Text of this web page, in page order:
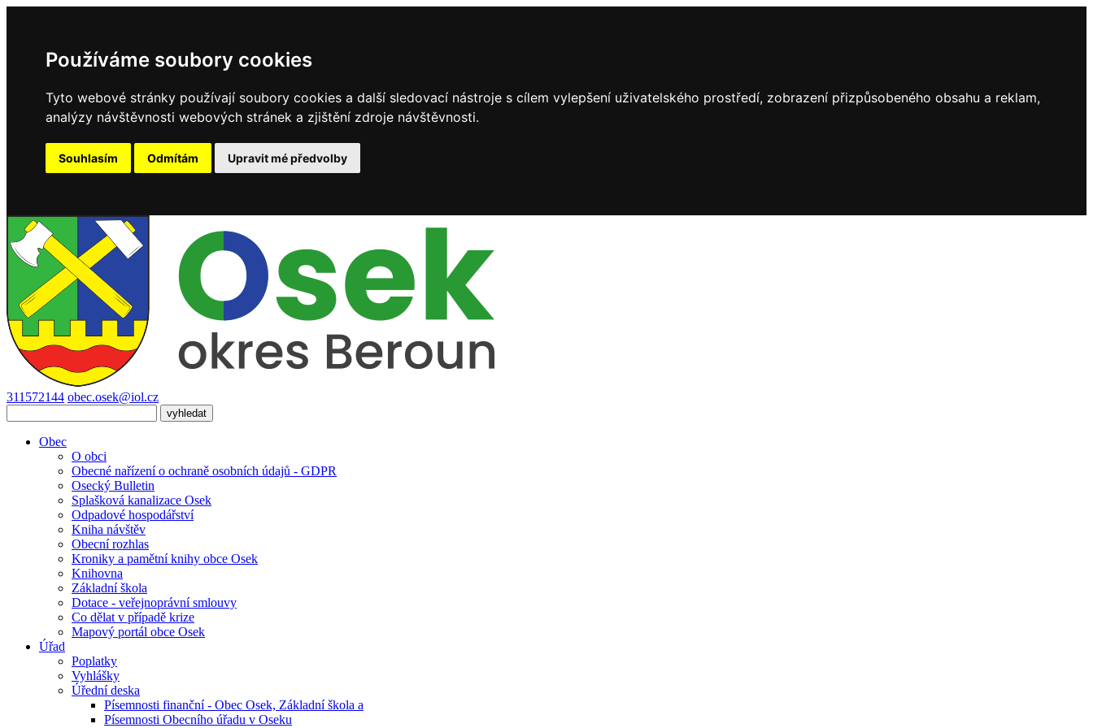
Používáme soubory cookies
Tyto webové stránky používají soubory cookies a další sledovací nástroje s cílem vylepšení uživatelského prostředí, zobrazení přizpůsobeného obsahu a reklam,
analýzy návštěvnosti webových stránek a zjištění zdroje návštěvnosti.
Souhlasím Odmítám Upravit mé předvolby
311572144 obec.osek@iol.cz
Obec
O obci
Obecné nařízení o ochraně osobních údajů - GDPR
Osecký Bulletin
Splašková kanalizace Osek
Odpadové hospodářství
Kniha návštěv
Obecní rozhlas
Kroniky a pamětní knihy obce Osek
Knihovna
Základní škola
Dotace - veřejnoprávní smlouvy
Co dělat v případě krize
Mapový portál obce Osek
Úřad
Poplatky
Vyhlášky
Úřední deska
Písemnosti finanční - Obec Osek, Základní škola a
Písemnosti Obecního úřadu v Oseku